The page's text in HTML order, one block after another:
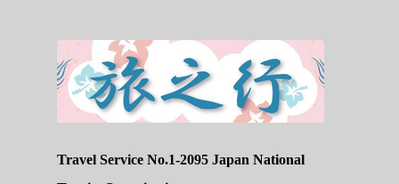
Travel Service No.1-2095 Japan National